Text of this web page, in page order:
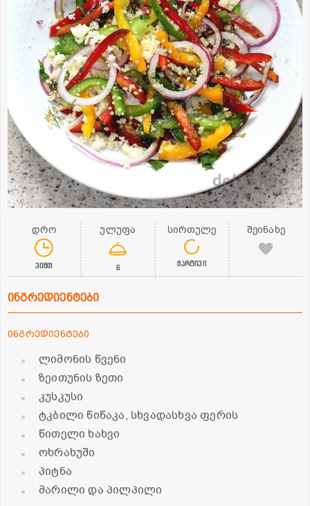
დრო
30წთ
ულუფა
6
სირთულე
მარტივი
შეინახე
ინგრედიენტები
ინგრედიენტები
ლიმონის წვენი
ზეითუნის ზეთი
კუსკუსი
ტკბილი წიწაკა, სხვადასხვა ფერის
წითელი ხახვი
ოხრახუში
პიტნა
მარილი და პილპილი